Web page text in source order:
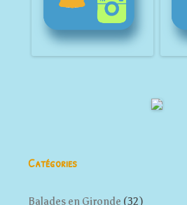
Catégories
Balades en Gironde (32)